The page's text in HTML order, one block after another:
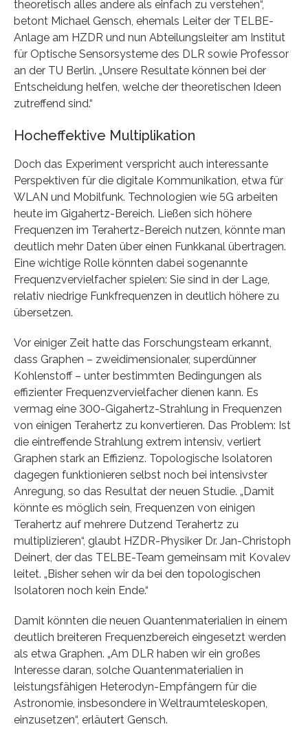
theoretisch alles andere als einfach zu verstehen“,
betont Michael Gensch, ehemals Leiter der TELBE-
Anlage am HZDR und nun Abteilungsleiter am Institut
für Optische Sensorsysteme des DLR sowie Professor
an der TU Berlin. „Unsere Resultate können bei der
Entscheidung helfen, welche der theoretischen Ideen
zutreffend sind.“
Hocheffektive Multiplikation
Doch das Experiment verspricht auch interessante
Perspektiven für die digitale Kommunikation, etwa für
WLAN und Mobilfunk. Technologien wie 5G arbeiten
heute im Gigahertz-Bereich. Ließen sich höhere
Frequenzen im Terahertz-Bereich nutzen, könnte man
deutlich mehr Daten über einen Funkkanal übertragen.
Eine wichtige Rolle könnten dabei sogenannte
Frequenzvervielfacher spielen: Sie sind in der Lage,
relativ niedrige Funkfrequenzen in deutlich höhere zu
übersetzen.
Vor einiger Zeit hatte das Forschungsteam erkannt,
dass Graphen – zweidimensionaler, superdünner
Kohlenstoff – unter bestimmten Bedingungen als
effizienter Frequenzvervielfacher dienen kann. Es
vermag eine 300-Gigahertz-Strahlung in Frequenzen
von einigen Terahertz zu konvertieren. Das Problem: Ist
die eintreffende Strahlung extrem intensiv, verliert
Graphen stark an Effizienz. Topologische Isolatoren
dagegen funktionieren selbst noch bei intensivster
Anregung, so das Resultat der neuen Studie. „Damit
könnte es möglich sein, Frequenzen von einigen
Terahertz auf mehrere Dutzend Terahertz zu
multiplizieren“, glaubt HZDR-Physiker Dr. Jan-Christoph
Deinert, der das TELBE-Team gemeinsam mit Kovalev
leitet. „Bisher sehen wir da bei den topologischen
Isolatoren noch kein Ende.“
Damit könnten die neuen Quantenmaterialien in einem
deutlich breiteren Frequenzbereich eingesetzt werden
als etwa Graphen. „Am DLR haben wir ein großes
Interesse daran, solche Quantenmaterialien in
leistungsfähigen Heterodyn-Empfängern für die
Astronomie, insbesondere in Weltraumteleskopen,
einzusetzen“, erläutert Gensch.